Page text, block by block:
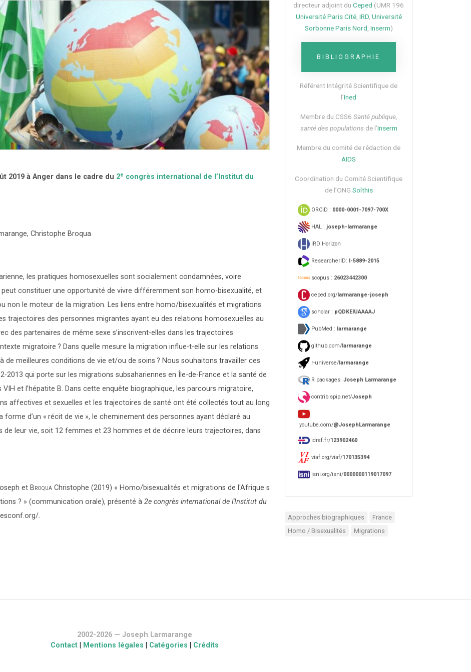
2019 à Anger dans le cadre du 2e congrès international de l’Institut du
Christophe Broqua
les pratiques homosexuelles sont socialement condamnées, voire
peut constituer une opportunité de vivre différemment son homo-bisexualité, et
non le moteur de la migration. Les liens entre homo/bisexualités et migrations
trajectoires des personnes migrantes ayant eu des relations homosexuelles au
des partenaires de même sexe s’inscrivent-elles dans les trajectoires
migratoire ? Dans quelle mesure la migration influe-t-elle sur les relations
de meilleures conditions de vie et/ou de soins ? Nous souhaitons travailler ces
2013 qui porte sur les migrations subsahariennes en Île-de-France et la santé de
et l’hépatite B. Dans cette enquête biographique, les parcours migratoire,
affectives et sexuelles et les trajectoires de santé ont été collectés tout au long
forme d’un « récit de vie », le cheminement des personnes ayant déclaré au
leur vie, soit 12 femmes et 23 hommes et de décrire leurs trajectoires, dans
et Broqua Christophe (2019) « Homo/bisexualités et migrations de l'Afrique s
? » (communication orale), présenté à 2e congrès international de l'Institut du
.
directeur adjoint du Ceped (UMR 196
Université Paris Cité, IRD, Université
Sorbonne Paris Nord Inserm)
BIBLIOGRAPHIE
Référent Intégrité Scientifique de
l’Ined
Membre du CSS6​ Santé publique,
santé des populations de l’Inserm
Membre du comité de rédaction de
AIDS
Coordination du Comité Scientifique
de l’ONG Solthis
ORCiD : 0000-0001-7097-700X
HAL : joseph-larmarange
IRD Horizon
ResearcherID: I-5889-2015
scopus : 26023442300
ceped.org/larmarange-joseph
scholar : pQDKEIUAAAAJ
PubMed : larmarange
github.com/larmarange
r-universe/larmarange
R packages: Joseph Larmarange
contrib.spip.net/Joseph
youtube.com/@JosephLarmarange
idref.fr/123902460
viaf.org/viaf/170135394
isni.org/isni/0000000119017097
Approches biographiques
France
Homo / Bisexualités
Migrations
2002-2026 — Joseph Larmarange
Contact
Mentions légales Catégories Crédits